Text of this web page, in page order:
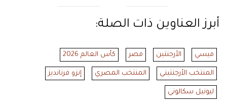
أبرز العناوين ذات الصلة:
ميسي الأرجنتين مصر كأس العالم 2026
المنتخب الأرجنتيني المنتخب المصري إنزو فرنانديز
ليونيل سكالوني